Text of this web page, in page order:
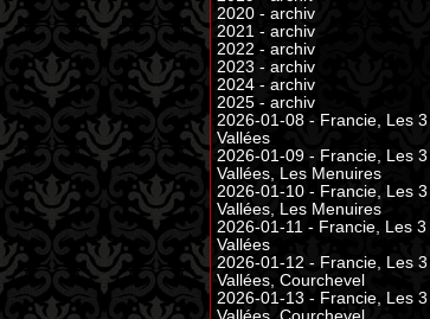
2020 - archiv
2021 - archiv
2022 - archiv
2023 - archiv
2024 - archiv
2025 - archiv
2026-01-08 - Francie, Les 3
Vallées
2026-01-09 - Francie, Les 3
Vallées, Les Menuires
2026-01-10 - Francie, Les 3
Vallées, Les Menuires
2026-01-11 - Francie, Les 3
Vallées
2026-01-12 - Francie, Les 3
Vallées, Courchevel
2026-01-13 - Francie, Les 3